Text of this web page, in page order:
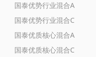
国泰优势行业混合A
国泰优势行业混合C
国泰优质核心混合A
国泰优质核心混合C